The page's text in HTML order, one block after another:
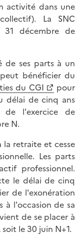
activité dans une
La SNC
31 décembre de
de ses parts à un
bénéficier du
du CGI
pour
délai de cinq ans
l'exercice de
N.
la retraite et cesse
Les parts
professionnel.
le délai de cinq
de l'exonération
à l'occasion de sa
de se placer à
le 30 juin N+1.